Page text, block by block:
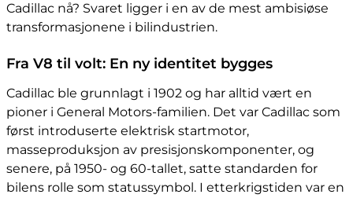
Cadillac nå? Svaret ligger i en av de mest ambisiøse
transformasjonene i bilindustrien.
Fra V8 til volt: En ny identitet bygges
Cadillac ble grunnlagt i 1902 og har alltid vært en
pioner i General Motors-familien. Det var Cadillac som
først introduserte elektrisk startmotor,
masseproduksjon av presisjonskomponenter, og
senere, på 1950- og 60-tallet, satte standarden for
bilens rolle som statussymbol. I etterkrigstiden var en